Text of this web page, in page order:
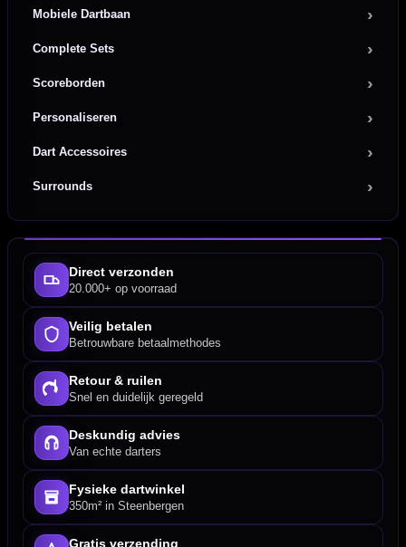
Mobiele Dartbaan
Complete Sets
Scoreborden
Personaliseren
Dart Accessoires
Surrounds
Direct verzonden
20.000+ op voorraad
Veilig betalen
Betrouwbare betaalmethodes
Retour & ruilen
Snel en duidelijk geregeld
Deskundig advies
Van echte darters
Fysieke dartwinkel
350m² in Steenbergen
Gratis verzending